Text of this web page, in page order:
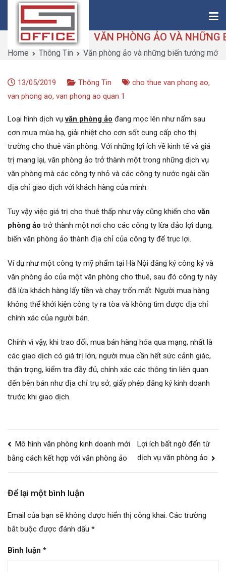
content
Saigon-Office
Saving Is Solution
Home Thông Tin Văn phòng ảo và những biến tướng mới
13/05/2019 Thông Tin cho thue van phong ao,
van phong ao, van phong ao quan 1
Loại hình dịch vụvăn phòng ảo đang mọc lên như nấm sau
cơn mưa mùa hạ, giải nhiệt cho cơn sốt cung cấp cho thị
trường cho thuê văn phòng. Với những lợi ích về kinh tế và giá
trị mang lại, văn phòng ảo trở thành một trong những dịch vụ
văn phòng mà các công ty nhỏ và các công ty nước ngài cần
địa chỉ giao dịch với khách hàng của mình.
Tuy vậy việc giá trị cho thuê thấp như vậy cũng khiến chovăn
phòng ảo trở thành một nơi cho các công ty lừa đảo lợi dụng,
biến văn phòng ảo thành địa chỉ của công ty để trục lợi.
Ví dụ như một công ty mỹ phẩm tại Hà Nội đăng ký công ký và
văn phòng ảo của một văn phòng cho thuê, sau đó công ty này
đã lừa khách hàng lấy tiền và chạy trốn mất. Người mua hàng
không thể khởi kiện công ty ra tòa và không tìm được địa chỉ
chính xác của người bán.
Chính vì vậy, khi trao đổi, mua bán hàng hóa qua mạng, nhất là
các giao dịch có giá trị lớn, người mua cần hết sức cảnh giác,
thận trọng, kiểm tra đầy đủ, chính xác các thông tin liên quan
đến bên bán như địa chỉ trụ sở, giấy phép đăng ký kinh doanh
trước khi giao dịch.
Điều
hướng
viết
Mô hình văn phòng kinh doanh mới
bằng cách kết hợp với văn phòng ảo
Lợi ích bất ngờ đến từ
dịch vụ văn phòng ảo
Để lại một bình luận
Email của bạn sẽ không được hiển thị công khai. Các trường
bắt buộc được đánh dấu *
Bình luận *